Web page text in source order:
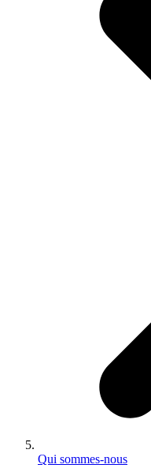
Qui sommes-nous